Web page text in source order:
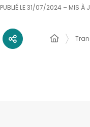
PUBLIÉ LE31/07/2024 – MIS À